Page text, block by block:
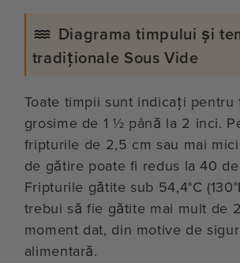
Diagrama timpului și
tradiționale Sous Vide
Toate timpii sunt indicați
grosime de 1 ½ până la 2 inci.
fripturile de 2,5 cm sau mai
de gătire poate fi redus la 40
Fripturile gătite sub 54,4°C
trebui să fie gătite mai mult de
moment dat, din motive de
alimentară.